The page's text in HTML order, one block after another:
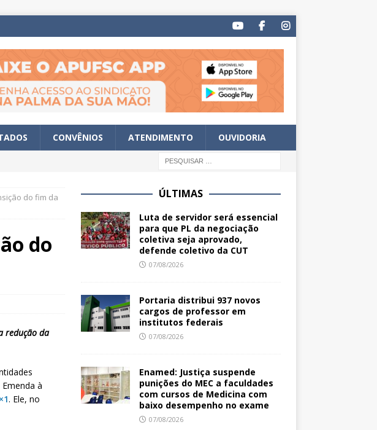
CONVÊNIOS ATENDIMENTO OUVIDORIA
do fim da
do
redução da
à
. Ele, no
ÚLTIMAS
Luta de servidor será essencial
para que PL da negociação
coletiva seja aprovado,
defende coletivo da CUT
07/08/2026
Portaria distribui 937 novos
cargos de professor em
institutos federais
07/08/2026
Enamed: Justiça suspende
punições do MEC a faculdades
com cursos de Medicina com
baixo desempenho no exame
07/08/2026